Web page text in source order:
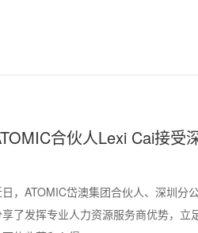
合伙人Lexi Cai接受
，ATOMIC岱澳集团合伙人、深圳分
享了发挥专业人力资源服务商优势，